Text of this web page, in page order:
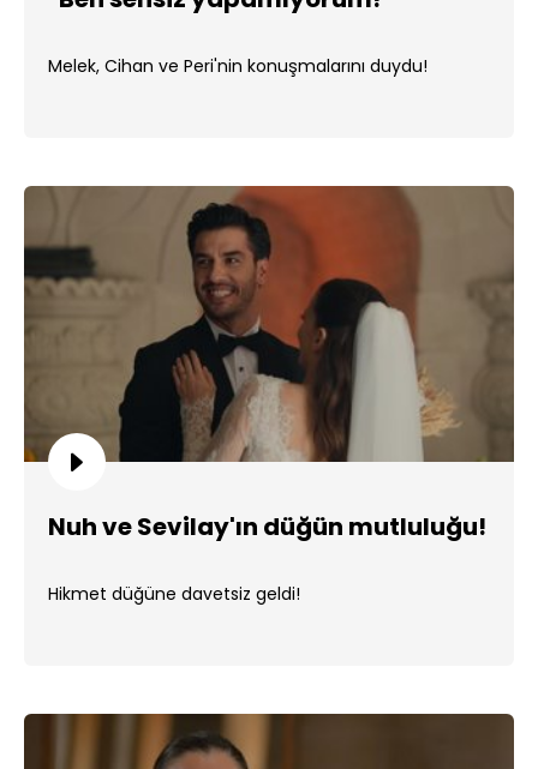
Melek, Cihan ve Peri'nin konuşmalarını duydu!
Nuh ve Sevilay'ın düğün mutluluğu!
Hikmet düğüne davetsiz geldi!